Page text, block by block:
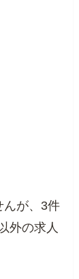
んが、3件
外の求人